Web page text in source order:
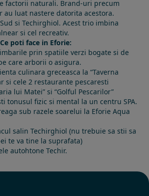
factorii naturali. Brand-uri precum
au luat nastere datorita acestora.
si Techirghiol. Acest trio imbina
si cel recreativ.
in Eforie:
prin spatiile verzi bogate si de
care arborii o asigura.
culinara greceasca la “Taverna
si cele 2 restaurante pescaresti
lui Matei” si “Golful Pescarilor”
tonusul fizic si mental la un centru SPA.
sub razele soarelui la Eforie Aqua
salin Techirghiol (nu trebuie sa stii sa
te va tine la suprafata)
autohtone Techir.